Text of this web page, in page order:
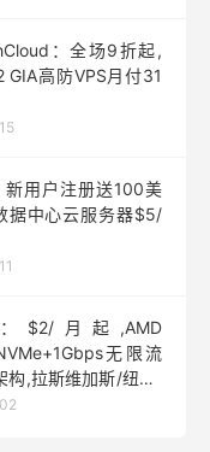
：全场9折起,
GIA高防VPS月付31
新用户注册送100美
据中心云服务器$5/
：$2/月起,AMD
无限流
构,拉斯维加斯/纽约/